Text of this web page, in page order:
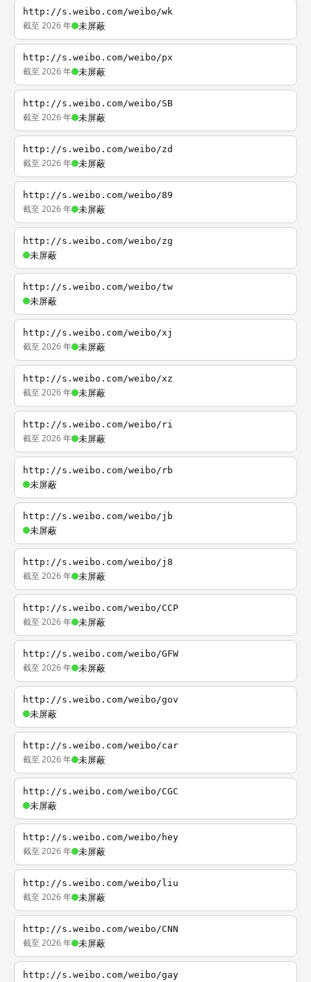
http://s.weibo.com/weibo/wk
截至 2026 年 未屏蔽
http://s.weibo.com/weibo/px
截至 2026 年 未屏蔽
http://s.weibo.com/weibo/SB
截至 2026 年 未屏蔽
http://s.weibo.com/weibo/zd
截至 2026 年 未屏蔽
http://s.weibo.com/weibo/89
截至 2026 年 未屏蔽
http://s.weibo.com/weibo/zg
未屏蔽
http://s.weibo.com/weibo/tw
未屏蔽
http://s.weibo.com/weibo/xj
截至 2026 年 未屏蔽
http://s.weibo.com/weibo/xz
截至 2026 年 未屏蔽
http://s.weibo.com/weibo/ri
截至 2026 年 未屏蔽
http://s.weibo.com/weibo/rb
未屏蔽
http://s.weibo.com/weibo/jb
未屏蔽
http://s.weibo.com/weibo/j8
截至 2026 年 未屏蔽
http://s.weibo.com/weibo/CCP
截至 2026 年 未屏蔽
http://s.weibo.com/weibo/GFW
截至 2026 年 未屏蔽
http://s.weibo.com/weibo/gov
未屏蔽
http://s.weibo.com/weibo/car
截至 2026 年 未屏蔽
http://s.weibo.com/weibo/CGC
未屏蔽
http://s.weibo.com/weibo/hey
截至 2026 年 未屏蔽
http://s.weibo.com/weibo/liu
截至 2026 年 未屏蔽
http://s.weibo.com/weibo/CNN
截至 2026 年 未屏蔽
http://s.weibo.com/weibo/gay